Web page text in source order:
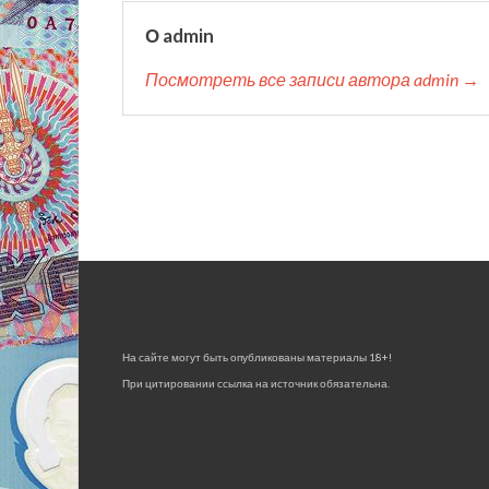
О admin
Посмотреть все записи автора admin →
На сайте могут быть опубликованы материалы 18+!
При цитировании ссылка на источник обязательна.